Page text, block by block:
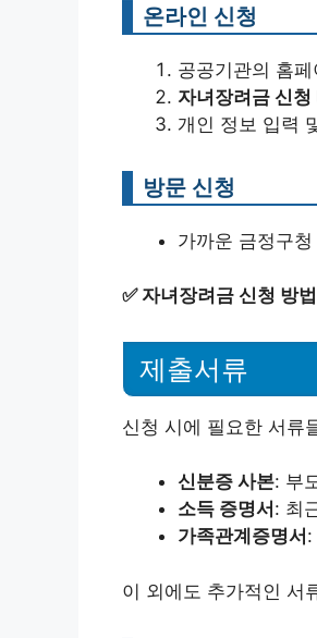
온라인 신청
공공기관의 홈
자녀장려금 신청
개인 정보 입력
방문 신청
가까운 금정구
✅ 자녀장려금 신청 방
제출서류
신청 시에 필요한 서류
신분증 사본: 부
소득 증명서 : 최
가족관계증명서 :
이 외에도 추가적인 서